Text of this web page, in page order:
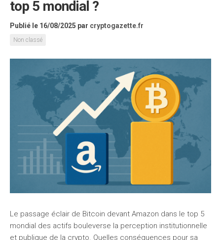
top 5 mondial ?
Publié le 16/08/2025 par cryptogazette.fr
Non classé
Le passage éclair de Bitcoin devant Amazon dans le top 5
mondial des actifs bouleverse la perception institutionnelle
et publique de la crypto. Quelles conséquences pour sa